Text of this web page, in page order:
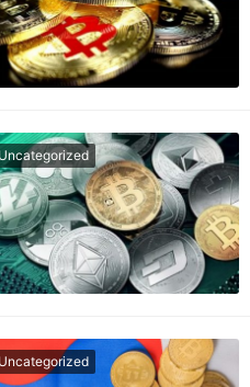
Uncategorized
Uncategorized